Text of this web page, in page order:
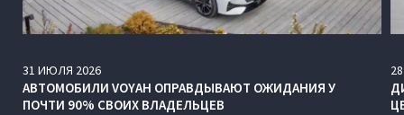
31 ИЮЛЯ 2026
АВТОМОБИЛИ VOYAH ОПРАВДЫВАЮТ ОЖИДАНИЯ У
ПОЧТИ 90% СВОИХ ВЛАДЕЛЬЦЕВ
28